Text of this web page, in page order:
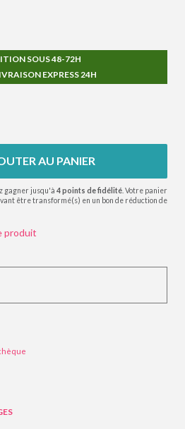
SOUS 48-72H
EXPRESS 24H
AU PANIER
gagner jusqu'à 4points de fidélité . Votre panier
être transformé(s) en un bon de réduction de
produit